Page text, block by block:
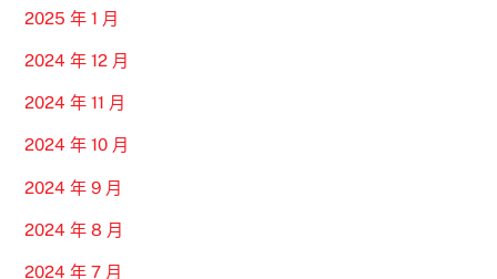
2025 年 1 月
2024 年 12 月
2024 年 11 月
2024 年 10 月
2024 年 9 月
2024 年 8 月
2024 年 7 月